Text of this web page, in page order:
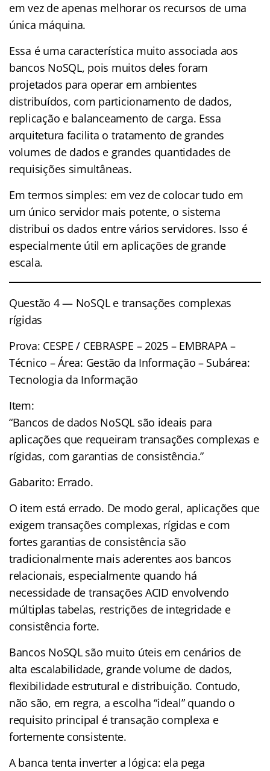
em vez de apenas melhorar os recursos de uma
única máquina.
Essa é uma característica muito associada aos
bancos NoSQL, pois muitos deles foram
projetados para operar em ambientes
distribuídos, com particionamento de dados,
replicação e balanceamento de carga. Essa
arquitetura facilita o tratamento de grandes
volumes de dados e grandes quantidades de
requisições simultâneas.
Em termos simples: em vez de colocar tudo em
um único servidor mais potente, o sistema
distribui os dados entre vários servidores. Isso é
especialmente útil em aplicações de grande
escala.
Questão 4 — NoSQL e transações complexas
rígidas
Prova: CESPE / CEBRASPE – 2025 – EMBRAPA –
Técnico – Área: Gestão da Informação – Subárea:
Tecnologia da Informação
Item:
“Bancos de dados NoSQL são ideais para
aplicações que requeiram transações complexas e
rígidas, com garantias de consistência.”
Gabarito: Errado.
O item está errado. De modo geral, aplicações que
exigem transações complexas, rígidas e com
fortes garantias de consistência são
tradicionalmente mais aderentes aos bancos
relacionais, especialmente quando há
necessidade de transações ACID envolvendo
múltiplas tabelas, restrições de integridade e
consistência forte.
Bancos NoSQL são muito úteis em cenários de
alta escalabilidade, grande volume de dados,
flexibilidade estrutural e distribuição. Contudo,
não são, em regra, a escolha “ideal” quando o
requisito principal é transação complexa e
fortemente consistente.
A banca tenta inverter a lógica: ela pega